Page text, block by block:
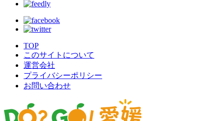
TOP
このサイトについて
運営会社
プライバシーポリシー
お問い合わせ